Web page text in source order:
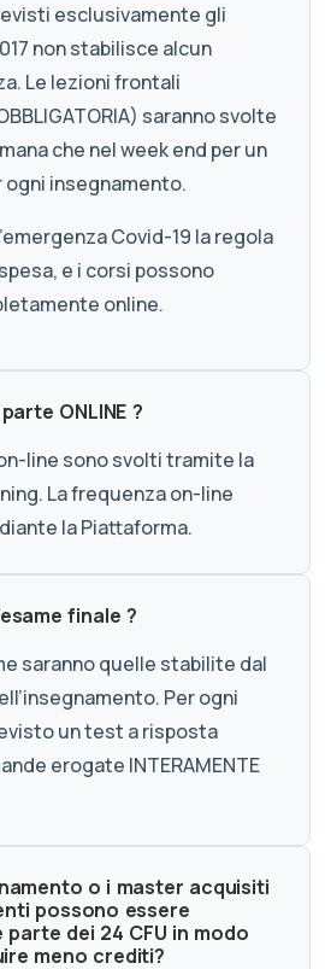
esclusivamente gli
non stabilisce alcun
Le lezioni frontali
saranno svolte
che nel week end per un
insegnamento.
Covid-19 la regola
e i corsi possono
online.
ONLINE ?
line sono svolti tramite la
La frequenza on-line
la Piattaforma.
finale ?
saranno quelle stabilite dal
Per ogni
un test a risposta
erogate INTERAMENTE
o i master acquisiti
possono essere
dei 24 CFU in modo
meno crediti?